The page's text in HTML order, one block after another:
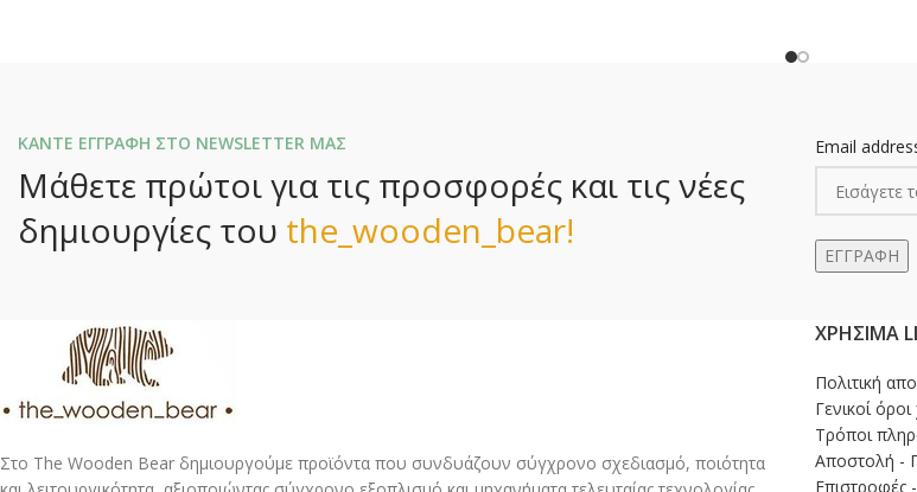
ΚΑΝΤΕ ΕΓΓΡΑΦΗ ΣΤΟ NEWSLETTER ΜΑΣ
Μάθετε πρώτοι για τις προσφορές και τις νέες
δημιουργίες του the_wooden_bear!
Email
Στο The Wooden Bear δημιουργούμε προϊόντα που συνδυάζουν σύγχρονο σχεδιασμό, ποιότητα
ΧΡΉΣΙΜΑ
Πολιτική
Γενικοί
Τρόποι
Αποστολή -
Επιστροφές